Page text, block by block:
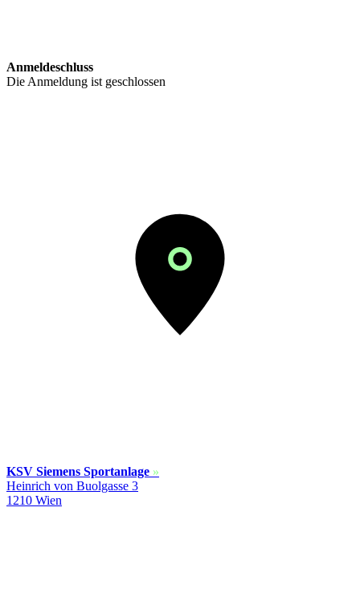
Anmeldeschluss
Die Anmeldung ist geschlossen
KSV Siemens Sportanlage »
Heinrich von Buolgasse 3
1210 Wien